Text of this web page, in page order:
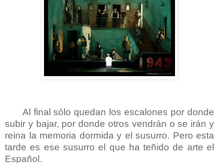
Al final sólo quedan los escalones por donde
subir y bajar, por donde otros vendrán o se irán y
reina la memoria dormida y el susurro. Pero esta
tarde es ese susurro el que ha teñido de arte el
Español.